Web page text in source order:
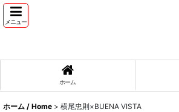
メニュー
ホーム
ホーム / Home > 横尾忠則×BUENA VISTA